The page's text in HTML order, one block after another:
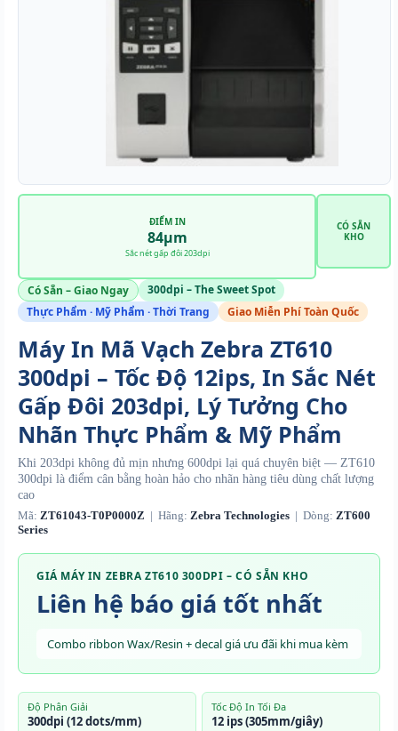
ĐIỂM IN
84μm
Sắc nét gấp đôi 203dpi
CÓ SẴN
KHO
Có Sẵn – Giao Ngay
300dpi – The Sweet Spot
Thực Phẩm · Mỹ Phẩm · Thời Trang
Giao Miễn Phí Toàn Quốc
Máy In Mã Vạch Zebra ZT610
300dpi – Tốc Độ 12ips, In Sắc Nét
Gấp Đôi 203dpi, Lý Tưởng Cho
Nhãn Thực Phẩm & Mỹ Phẩm
Khi 203dpi không đủ mịn nhưng 600dpi lại quá chuyên biệt — ZT610
300dpi là điểm cân bằng hoàn hảo cho nhãn hàng tiêu dùng chất lượng
cao
Mã: ZT61043-T0P0000Z | Hãng: Zebra Technologies | Dòng: ZT600
Series
GIÁ MÁY IN ZEBRA ZT610 300DPI – CÓ SẴN KHO
Liên hệ báo giá tốt nhất
Combo ribbon Wax/Resin + decal giá ưu đãi khi mua kèm
Độ Phân Giải
300dpi (12 dots/mm)
Tốc Độ In Tối Đa
12 ips (305mm/giây)